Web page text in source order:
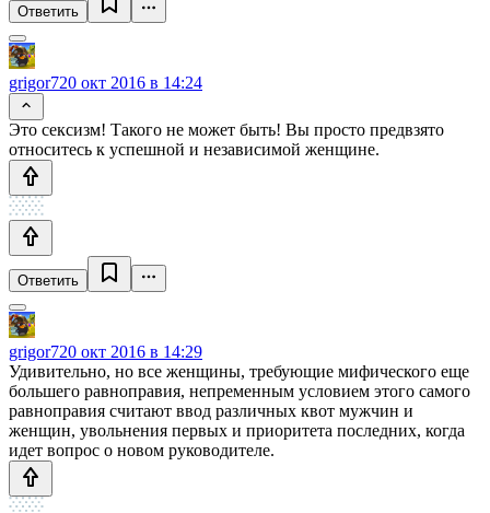
Ответить
grigor720 окт 2016 в 14:24
Это сексизм! Такого не может быть! Вы просто предвзято
относитесь к успешной и независимой женщине.
Ответить
grigor720 окт 2016 в 14:29
Удивительно, но все женщины, требующие мифического еще
большего равноправия, непременным условием этого самого
равноправия считают ввод различных квот мужчин и
женщин, увольнения первых и приоритета последних, когда
идет вопрос о новом руководителе.